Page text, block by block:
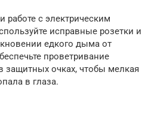
работе с электрическим
исправные розетки и
едкого дыма от
проветривание
защитных очках, чтобы мелкая
в глаза.